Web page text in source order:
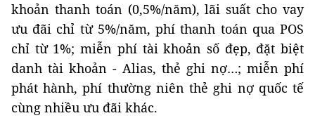
khoản thanh toán (0,5%/năm), lãi suất cho vay
ưu đãi chỉ từ 5%/năm, phí thanh toán qua POS
chỉ từ 1%; miễn phí tài khoản số đẹp, đặt biệt
danh tài khoản - Alias, thẻ ghi nợ…; miễn phí
phát hành, phí thường niên thẻ ghi nợ quốc tế
cùng nhiều ưu đãi khác.